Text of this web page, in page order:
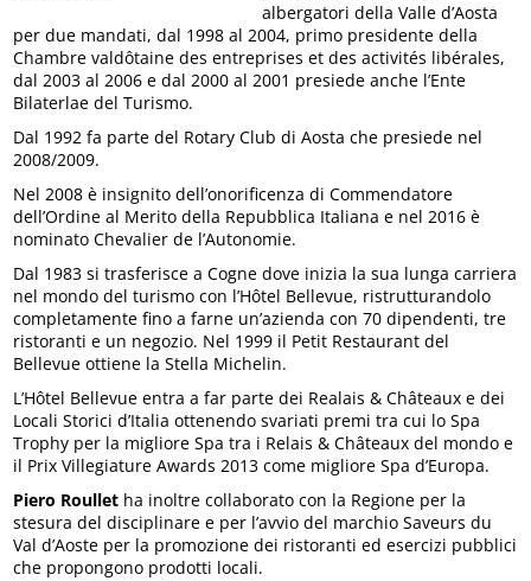
albergatori della Valle d’Aosta
per due mandati, dal 1998 al 2004, primo presidente della
Chambre valdôtaine des entreprises et des activités libérales,
dal 2003 al 2006 e dal 2000 al 2001 presiede anche l’Ente
Bilaterlae del Turismo.
Dal 1992 fa parte del Rotary Club di Aosta che presiede nel
2008/2009.
Nel 2008 è insignito dell’onorificenza di Commendatore
dell’Ordine al Merito della Repubblica Italiana e nel 2016 è
nominato Chevalier de l’Autonomie.
Dal 1983 si trasferisce a Cogne dove inizia la sua lunga carriera
nel mondo del turismo con l’Hôtel Bellevue, ristrutturandolo
completamente fino a farne un’azienda con 70 dipendenti, tre
ristoranti e un negozio. Nel 1999 il Petit Restaurant del
Bellevue ottiene la Stella Michelin.
L’Hôtel Bellevue entra a far parte dei Realais & Châteaux e dei
Locali Storici d’Italia ottenendo svariati premi tra cui lo Spa
Trophy per la migliore Spa tra i Relais & Châteaux del mondo e
il Prix Villegiature Awards 2013 come migliore Spa d’Europa.
Piero Roullet ha inoltre collaborato con la Regione per la
stesura del disciplinare e per l’avvio del marchio Saveurs du
Val d’Aoste per la promozione dei ristoranti ed esercizi pubblici
che propongono prodotti locali.